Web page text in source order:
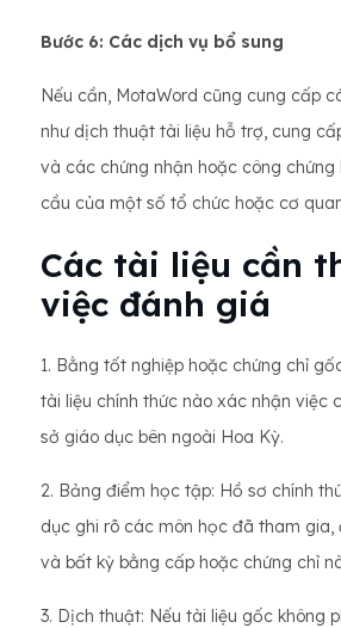
Bước 6: Các dịch vụ bổ sung
Nếu cần, MotaWord cũng cung cấp
như dịch thuật tài liệu hỗ trợ, cung
và các chứng nhận hoặc công chứng
cầu của một số tổ chức hoặc cơ
Các tài liệu cần
việc đánh giá
1. Bằng tốt nghiệp hoặc chứng chỉ
tài liệu chính thức nào xác nhận việc
sở giáo dục bên ngoài Hoa Kỳ.
2. Bảng điểm học tập: Hồ sơ chính
dục ghi rõ các môn học đã tham
và bất kỳ bằng cấp hoặc chứng chỉ
3. Dịch thuật: Nếu tài liệu gốc không